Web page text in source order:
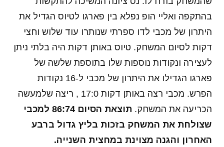
בהתקפה ואליי הופ נפלא בין פארגו לטיוס הגדיל את
היתרון של מכבי לדו ספרתי שנותרו עוד שלוש וחצי
דקות לסיום המשחק. טיוס באותן דקות היה בלתי ניתן
לעצירה ונקודות נוספות שלו בתוספת שלשה של
פארגו הגדילו את היתרון של מכבי ל-16 נקודות
הפרש. מכבי רצה באותן דקות 17:0 , ריצה שלמעשה
הכריעה את המשחק.
תוצאת הסיום 86:74 למכבי
שצולחת את המשחק בזכות בליץ גדול ברבע
האחרון והגנה מצוינת במחצית השנייה.